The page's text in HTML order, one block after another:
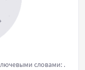
словами: .